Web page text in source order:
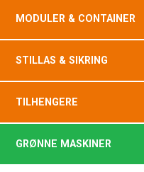
MODULER & CONTAINER
STILLAS & SIKRING
TILHENGERE
GRØNNE MASKINER